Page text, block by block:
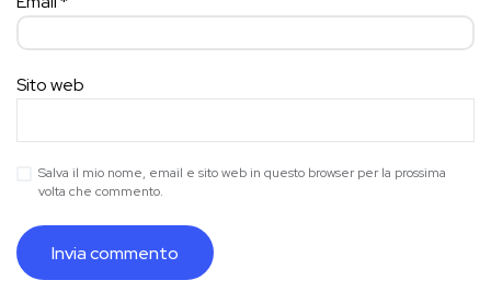
Sito web
Salva il mio nome, email e sito web in questo browser per la prossima
volta che commento.